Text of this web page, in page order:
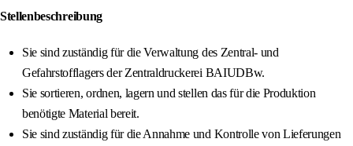
Stellenbeschreibung
Sie sind zuständig für die Verwaltung des Zentral- und
Gefahrstofflagers der Zentraldruckerei BAIUDBw.
Sie sortieren, ordnen, lagern und stellen das für die Produktion
benötigte Material bereit.
Sie sind zuständig für die Annahme und Kontrolle von Lieferungen